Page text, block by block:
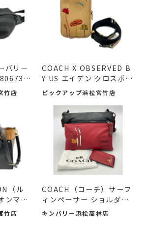
バリー
竹店
COACH X OBSERVED B
Y US エイデン クロスボデ
ィバ...
ピックアップ浜松宮竹店
（ル
ンマイ
竹店
COACH（コーチ）サーフ
ィンペーサー ショルダー
バ...
キンバリー浜松高林店